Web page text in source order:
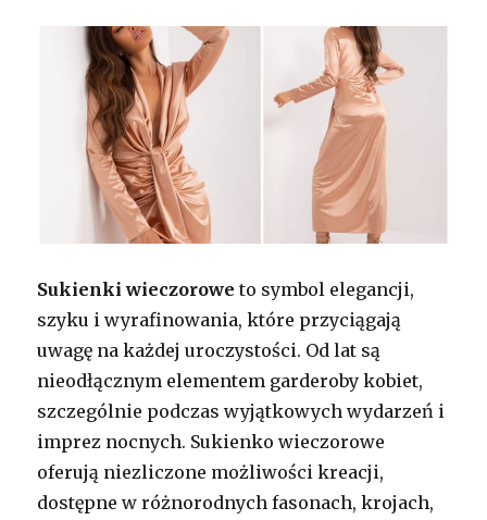
Sukienki wieczorowe to symbol elegancji,
szyku i wyrafinowania, które przyciągają
uwagę na każdej uroczystości. Od lat są
nieodłącznym elementem garderoby kobiet,
szczególnie podczas wyjątkowych wydarzeń i
imprez nocnych. Sukienko wieczorowe
oferują niezliczone możliwości kreacji,
dostępne w różnorodnych fasonach, krojach,